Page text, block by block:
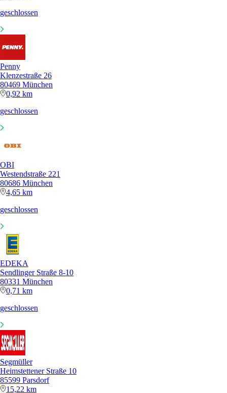
geschlossen
Penny
Klenzestraße 26
80469 München
0,92 km
geschlossen
OBI
Westendstraße 221
80686 München
4,65 km
geschlossen
EDEKA
Sendlinger Straße 8-10
80331 München
0,71 km
geschlossen
Segmüller
Heimstettener Straße 10
85599 Parsdorf
15,22 km